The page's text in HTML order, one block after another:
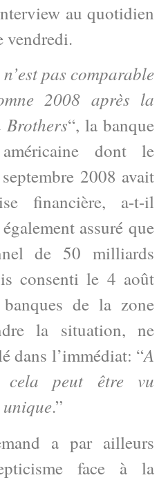
au quotidien
vendredi.
pas comparable
2008 après la
“, la banque
américaine dont le
2008 avait
financière, a-t-il
assuré que
de 50 milliards
consenti le 4 août
de la zone
la situation, ne
dans l’immédiat: “A
cela peut être vu
.”
a par ailleurs
face à la